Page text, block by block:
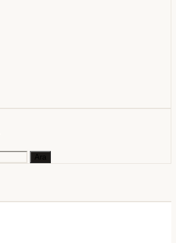
Ara